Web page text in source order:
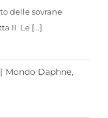
delle sovrane
II Le [...]
| Mondo Daphne,